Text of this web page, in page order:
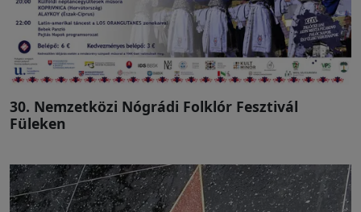
30. Nemzetközi Nógrádi Folklór Fesztivál
Füleken